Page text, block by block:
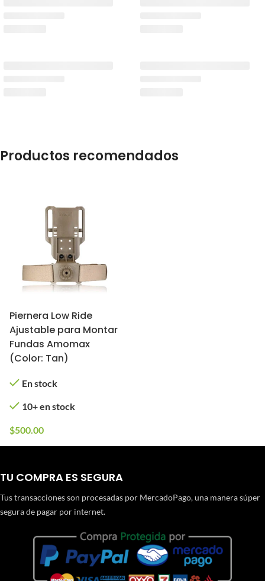
Productos recomendados
Piernera Low Ride
Ajustable para Montar
Fundas Amomax
(Color: Tan)
En stock
10+ en stock
$500.00
TU COMPRA ES SEGURA
Tus transacciones son procesadas por MercadoPago, una manera súper
segura de pagar por internet.